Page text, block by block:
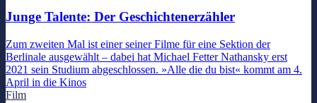
Junge Talente: Der Geschichtenerzähler
Zum zweiten Mal ist einer seiner Filme für eine Sektion der
Berlinale ausgewählt – dabei hat Michael Fetter Nathansky erst
2021 sein Studium abgeschlossen. »Alle die du bist« kommt am 4.
April in die Kinos
Film